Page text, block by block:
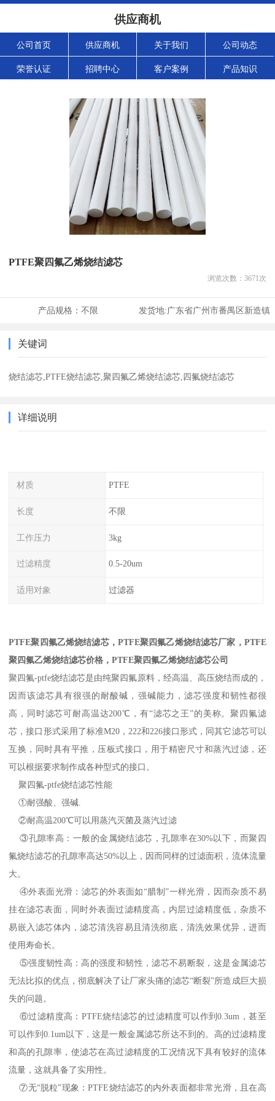
供应商机
公司首页 供应商机 关于我们 公司动态
荣誉认证 招聘中心 客户案例 产品知识
PTFE聚四氟乙烯烧结滤芯
浏览次数： 3671次
产品规格： 不限 发货地:广东省广州市番禺区新造镇
关键词
烧结滤芯,PTFE烧结滤芯,聚四氟乙烯烧结滤芯,四氟烧结滤芯
详细说明
材质 PTFE
长度 不限
工作压力 3kg
过滤精度 0.5-20um
适用对象 过滤器
PTFE聚四氟乙烯烧结滤芯， PTFE聚四氟乙烯烧结滤芯厂家， PTFE
聚四氟乙烯烧结滤芯价格，PTFE聚四氟乙烯烧结滤芯公司
聚四氟-ptfe烧结滤芯是由纯聚四氟原料，经高温、高压烧结而成的，
因而该滤芯具有很强的耐酸碱，强碱能力，滤芯强度和韧性都很
高，同时滤芯可耐高温达200℃，有“滤芯之王”的美称。聚四氟滤
芯，接口形式采用了标准M20，222和226接口形式，同其它滤芯可以
互换，同时具有平推，压板式接口，用于精密尺寸和蒸汽过滤，还
可以根据要求制作成各种型式的接口。
聚四氟-ptfe烧结滤芯性能
①耐强酸、强碱.
②耐高温200℃可以用蒸汽灭菌及蒸汽过滤
③孔隙率高：一般的金属烧结滤芯，孔隙率在30%以下，而聚四
氟烧结滤芯的孔隙率高达50%以上，因而同样的过滤面积，流体流量
大。
④外表面光滑：滤芯的外表面如“腊制”一样光滑，因而杂质不易
挂在滤芯表面，同时外表面过滤精度高，内层过滤精度低，杂质不
易嵌入滤芯体内，滤芯清洗容易且清洗彻底，清洗效果优异，进而
使用寿命长。
⑤强度韧性高：高的强度和韧性，滤芯不易断裂，这是金属滤芯
无法比拟的优点，彻底解决了让厂家头痛的滤芯“断裂”所造成巨大损
失的问题。
⑥过滤精度高：PTFE烧结滤芯的过滤精度可以作到0.3um，甚至
可以作到0.1um以下，这是一般金属滤芯所达不到的。高的过滤精度
和高的孔隙率，使滤芯在高过滤精度的工况情况下具有较好的流体
流量，这就具备了实用性。
⑦无“脱粒”现象：PTFE烧结滤芯的内外表面都非常光滑，且在高